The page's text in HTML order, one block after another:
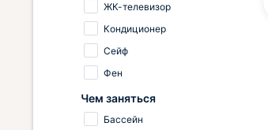
Елена
Хороший отель, размещение
ценакачество. Заселялись 7 июня,
работала на рецепшен очень
доброжелательная и отзывчивая
дама. Большое ей спасибо за
внимание. При гостинице хорошее
ЖК-телевизор
Кондиционер
Сейф
Фен
Чем заняться
Бассейн